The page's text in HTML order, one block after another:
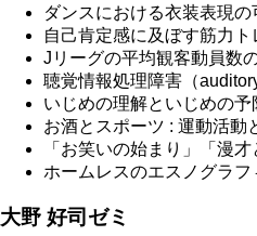
ダンスにおける衣装表現の
自己肯定感に及ぼす筋力
Jリーグの平均観客動員数
聴覚情報処理障害（
いじめの理解といじめの予
お酒とスポーツ : 運動活動
「お笑いの始まり」「漫
ホームレスのエスノグラフ
大野 好司ゼミ